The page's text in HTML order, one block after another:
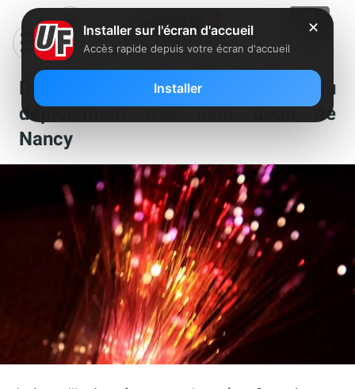
Découvrez les cartes du
déploiement très haut débit de
Nancy
✕
Installer sur l'écran d'accueil
Accès rapide depuis votre écran d'accueil
Installer